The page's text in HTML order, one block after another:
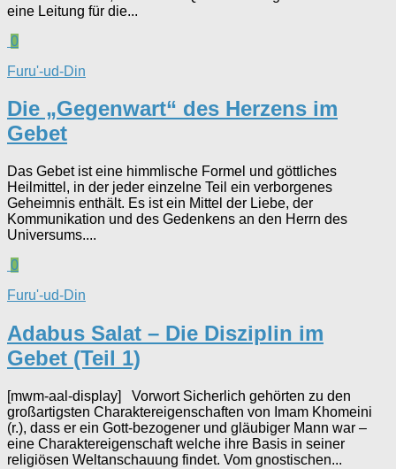
eine Leitung für die...
0
Furu'-ud-Din
Die „Gegenwart“ des Herzens im
Gebet
Das Gebet ist eine himmlische Formel und göttliches
Heilmittel, in der jeder einzelne Teil ein verborgenes
Geheimnis enthält. Es ist ein Mittel der Liebe, der
Kommunikation und des Gedenkens an den Herrn des
Universums....
0
Furu'-ud-Din
Adabus Salat – Die Disziplin im
Gebet (Teil 1)
[mwm-aal-display] Vorwort Sicherlich gehörten zu den
großartigsten Charaktereigenschaften von Imam Khomeini
(r.), dass er ein Gott-bezogener und gläubiger Mann war –
eine Charaktereigenschaft welche ihre Basis in seiner
religiösen Weltanschauung findet. Vom gnostischen...